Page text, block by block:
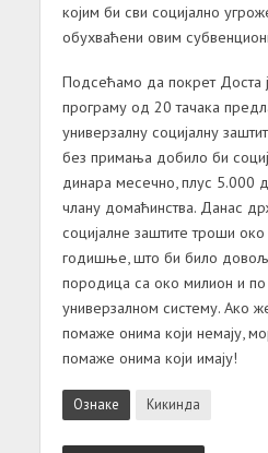
којим би сви социјално
обухваћени овим
Подсећамо да покрет Доста
програму од 20 тачака
универзалну социјалну
без примања добило би
динара месечно, плус 5.000
члану домаћинства. Данас
социјалне заштите троши
годишње, што би било
породица са око милион и по
универзалном систему. Ако
помаже онима који немају,
помаже онима који имају!
Ознаке Кикинда